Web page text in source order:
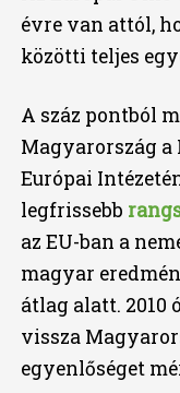
évre van attól,
közötti teljes
A száz pontból
Magyarország a
Európai
legfrissebb
az EU-ban a
magyar
átlag alatt. 2010
vissza
egyenlőséget